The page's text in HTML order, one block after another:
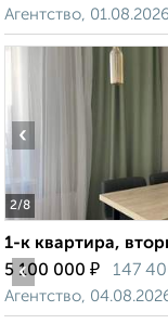
Агентство, 01.08.2026
2/8
‹
1-к квартира,
5 100 000 ₽ 147
Агентство,
‹